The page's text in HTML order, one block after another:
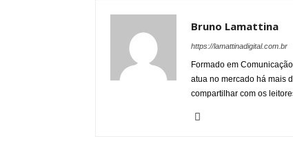
Bruno Lamattina
https://lamattinadigital.com.br
Formado em
atua no mercado há mais
compartilhar com os